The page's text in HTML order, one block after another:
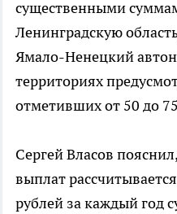
существенными
Ленинградскую
Ямало-Ненецкий
территориях
отметивших от 50 до
Сергей Власов
выплат
рублей за каждый год